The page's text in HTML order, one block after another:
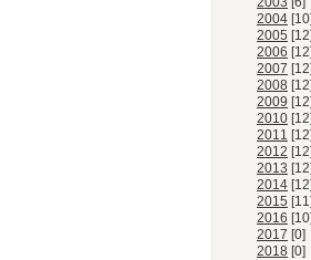
2004 [10]
2005 [12]
2006 [12]
2007 [12]
2008 [12]
2009 [12]
2010 [12]
2011 [12]
2012 [12]
2013 [12]
2014 [12]
2015 [11]
2016 [10]
2017 [0]
2018 [0]